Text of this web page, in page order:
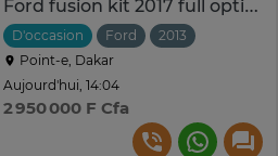
Ford fusion kit 2017 full options
D'occasion Ford 2013
Point-e, Dakar
Aujourd'hui, 14:04
2 950 000 F Cfa